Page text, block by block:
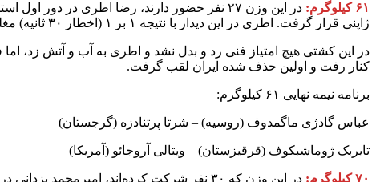
۶۱ کیلوگرم:
در این وزن ۲۷ نفر حضور دارند، رضا اطری در
ژاپنی قرار گرفت. اطری در این دیدار با نتیجه ۱ بر ۱ (اخطار ۳۰ ثانیه) مغلوب کودای اوگاوا از ژاپن شد.
در اين كشتى هيچ امتياز فنى رد و بدل نشد و اطرى به آب و آتش زد،
کنار رفت و اولین حذف شده ایران لقب گرفت.
برنامه نیمه نهایی ۶۱ کیلوگرم:
عباس گادژی ماگمدوف (روسیه) – شرتا پرتنادزه (گرجستان)
تایربک ژوماشبکوف (قرقیزستان) – ویتالی آروجائو (آمریکا)
۷۰ کیلوگرم:
در این وزن که ۳۰ نفر شرکت کرده‌اند،